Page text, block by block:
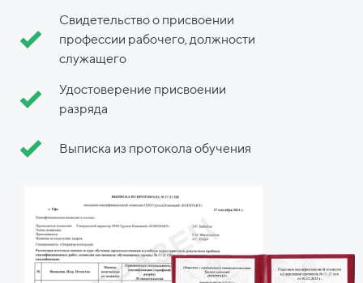
Свидетельство о присвоении
профессии рабочего, должности
служащего
Удостоверение присвоении
разряда
Выписка из протокола обучения